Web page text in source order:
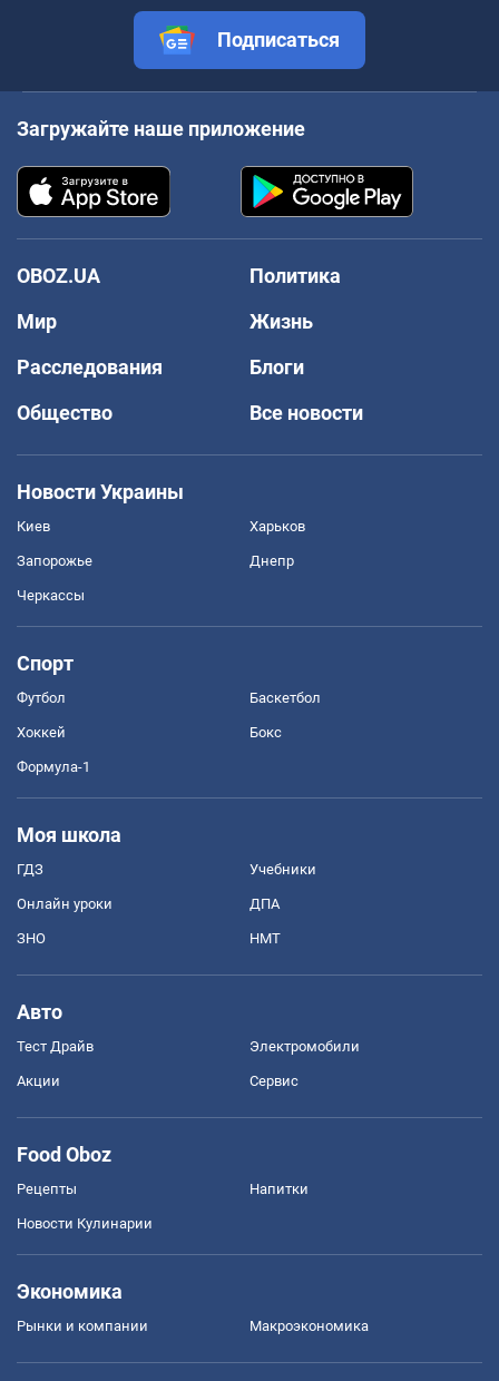
Подписаться
Загружайте наше приложение
OBOZ.UA
Политика
Мир
Жизнь
Расследования
Блоги
Общество
Все новости
Новости Украины
Киев Харьков
Запорожье Днепр
Черкассы
Спорт
Футбол Баскетбол
Хоккей Бокс
Формула-1
Моя школа
ГДЗ Учебники
Онлайн уроки ДПА
ЗНО НМТ
Авто
Тест Драйв Электромобили
Акции Сервис
Food Oboz
Рецепты Напитки
Новости Кулинарии
Экономика
Рынки и компании Mакроэкономика